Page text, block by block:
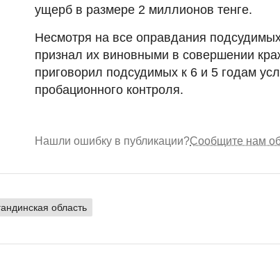
ущерб в размере 2 миллионов тенге.
Несмотря на все оправдания
признал их виновными в совершении
приговорил подсудимых к 6 и 5 годам
пробационного контроля.
Нашли ошибку в публикации?Сообщите нам
область